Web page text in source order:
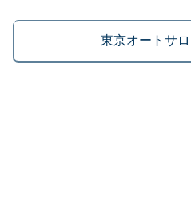
東京オートサ